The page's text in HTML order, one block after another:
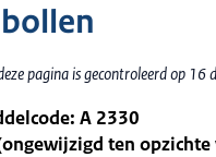
pagina is gecontroleerd op 16
A 2330
ten